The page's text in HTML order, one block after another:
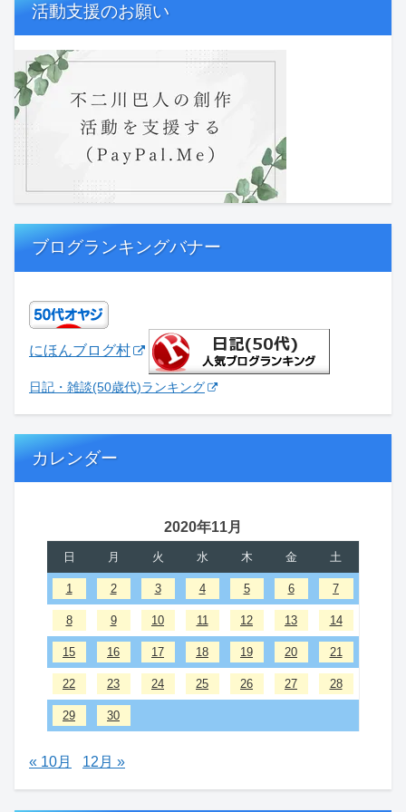
活動支援のお願い
ブログランキングバナー
にほんブログ村
日記・雑談(50歳代)ランキング
カレンダー
2020年11月
日 月 火 水 木 金 土
1 2 3 4 5 6 7
8 9 10 11 12 13 14
15 16 17 18 19 20 21
22 23 24 25 26 27 28
29 30
« 10月 12月 »